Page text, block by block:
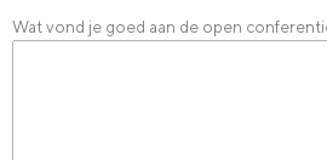
Wat vond je goed aan de open